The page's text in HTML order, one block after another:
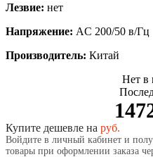
Лезвие: нет
Напряжение: AC 200/50 в/Гц
Производитель: Китай
Нет в
Купите дешевле на руб.
Войдите в личный кабинет и
товары при оформлении заказа